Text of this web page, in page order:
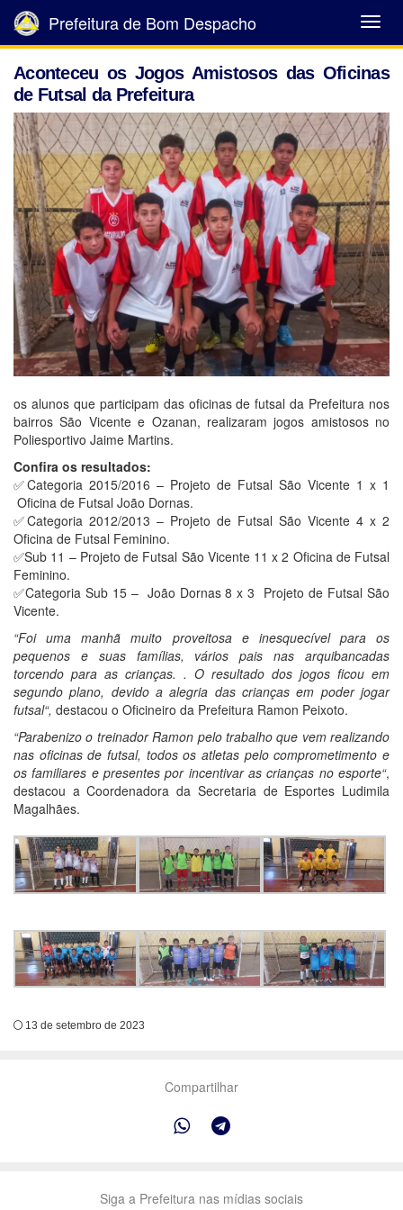
Abrir
Menu
Prefeitura de Bom Despacho
Aconteceu os Jogos Amistosos das Oficinas
de Futsal da Prefeitura
os alunos que participam das oficinas de futsal da Prefeitura nos
bairros São Vicente e Ozanan, realizaram jogos amistosos no
Poliesportivo Jaime Martins.
Confira os resultados:
✅Categoria 2015/2016 – Projeto de Futsal São Vicente 1 x 1
Oficina de Futsal João Dornas.
✅Categoria 2012/2013 – Projeto de Futsal São Vicente 4 x 2
Oficina de Futsal Feminino.
✅Sub 11 – Projeto de Futsal São Vicente 11 x 2 Oficina de Futsal
Feminino.
✅Categoria Sub 15 – João Dornas 8 x 3 Projeto de Futsal São
Vicente.
“Foi uma manhã muito proveitosa e inesquecível para os
pequenos e suas famílias, vários pais nas arquibancadas
torcendo para as crianças. . O resultado dos jogos ficou em
segundo plano, devido a alegria das crianças em poder jogar
futsal“, destacou o Oficineiro da Prefeitura Ramon Peixoto.
“Parabenizo o treinador Ramon pelo trabalho que vem realizando
nas oficinas de futsal, todos os atletas pelo comprometimento e
os familiares e presentes por incentivar as crianças no esporte“,
destacou a Coordenadora da Secretaria de Esportes Ludimila
Magalhães.
13 de setembro de 2023
Compartilhar
Siga a Prefeitura nas mídias sociais